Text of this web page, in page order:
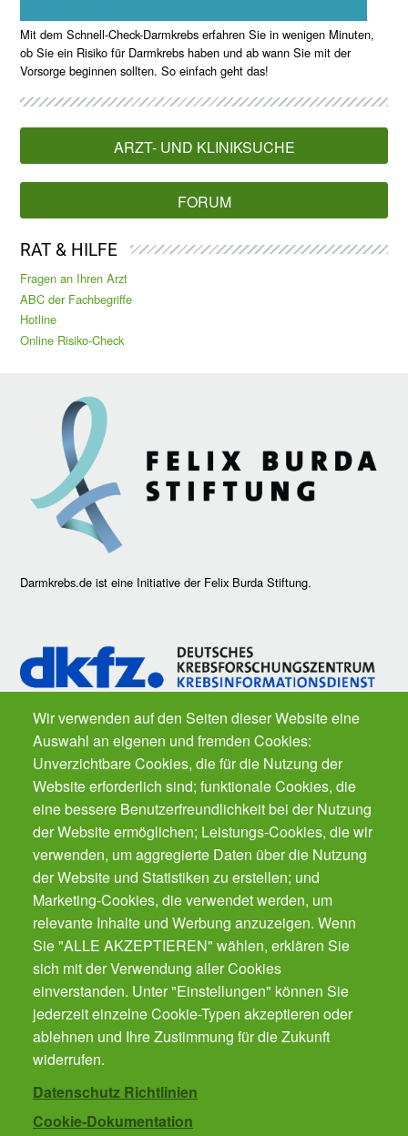
Mit dem Schnell-Check-Darmkrebs erfahren Sie in wenigen Minuten,
ob Sie ein Risiko für Darmkrebs haben und ab wann Sie mit der
Vorsorge beginnen sollten. So einfach geht das!
ARZT- UND KLINIKSUCHE
FORUM
RAT & HILFE
Fragen an Ihren Arzt
ABC der Fachbegriffe
Hotline
Online Risiko-Check
Darmkrebs.de ist eine Initiative der Felix Burda Stiftung.
Wir verwenden auf den Seiten dieser Website eine
Auswahl an eigenen und fremden Cookies:
Unverzichtbare Cookies, die für die Nutzung der
Website erforderlich sind; funktionale Cookies, die
eine bessere Benutzerfreundlichkeit bei der Nutzung
der Website ermöglichen; Leistungs-Cookies, die wir
verwenden, um aggregierte Daten über die Nutzung
der Website und Statistiken zu erstellen; und
Marketing-Cookies, die verwendet werden, um
relevante Inhalte und Werbung anzuzeigen. Wenn
Sie "ALLE AKZEPTIEREN" wählen, erklären Sie
sich mit der Verwendung aller Cookies
einverstanden. Unter "Einstellungen" können Sie
jederzeit einzelne Cookie-Typen akzeptieren oder
ablehnen und Ihre Zustimmung für die Zukunft
widerrufen.
Datenschutz Richtlinien
Cookie-Dokumentation
Fragen zu Krebs? DerKrebsinformationsdienstdes Deutschen
Krebsforschungszentrums ist für Sie da. Kostenfrei.
Der Gesundheits-Butler für Ihr Smartphone.
Der automatische Gesundheits-Manager für alle
Präventions-Leistung - von Impfungen, Zahnarzt
bis Krebsvorsorge. Für die ganze Familie.
Gratis!
Cookies verwalten
Kontakt
Impressum